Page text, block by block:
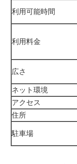
利用可能時間
利用料金
広さ
ネット環境
アクセス
住所
駐車場